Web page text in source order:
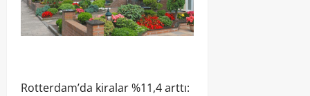
Rotterdam’da kiralar %11,4 arttı: